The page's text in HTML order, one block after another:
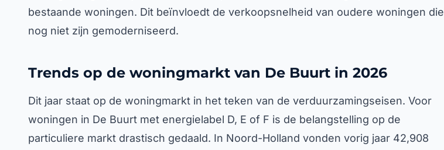
bestaande woningen. Dit beïnvloedt de verkoopsnelheid van oudere woningen die
nog niet zijn gemoderniseerd.
Trends op de woningmarkt van De Buurt in 2026
Dit jaar staat op de woningmarkt in het teken van de verduurzamingseisen. Voor
woningen in De Buurt met energielabel D, E of F is de belangstelling op de
particuliere markt drastisch gedaald. In Noord-Holland vonden vorig jaar 42,908